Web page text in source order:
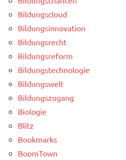
Bildungscloud
Bildungsinnovation
Bildungsrecht
Bildungsreform
Bildungstechnologie
Bildungswelt
Bildungszugang
Biologie
Blitz
Bookmarks
BoomTown